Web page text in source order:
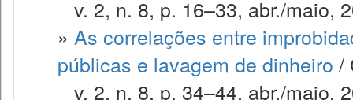
v. 2, n. 8, p. 16–33, abr./maio,
» As correlações entre
públicas e lavagem de dinheiro /
v. 2, n. 8, p. 34–44, abr./maio,